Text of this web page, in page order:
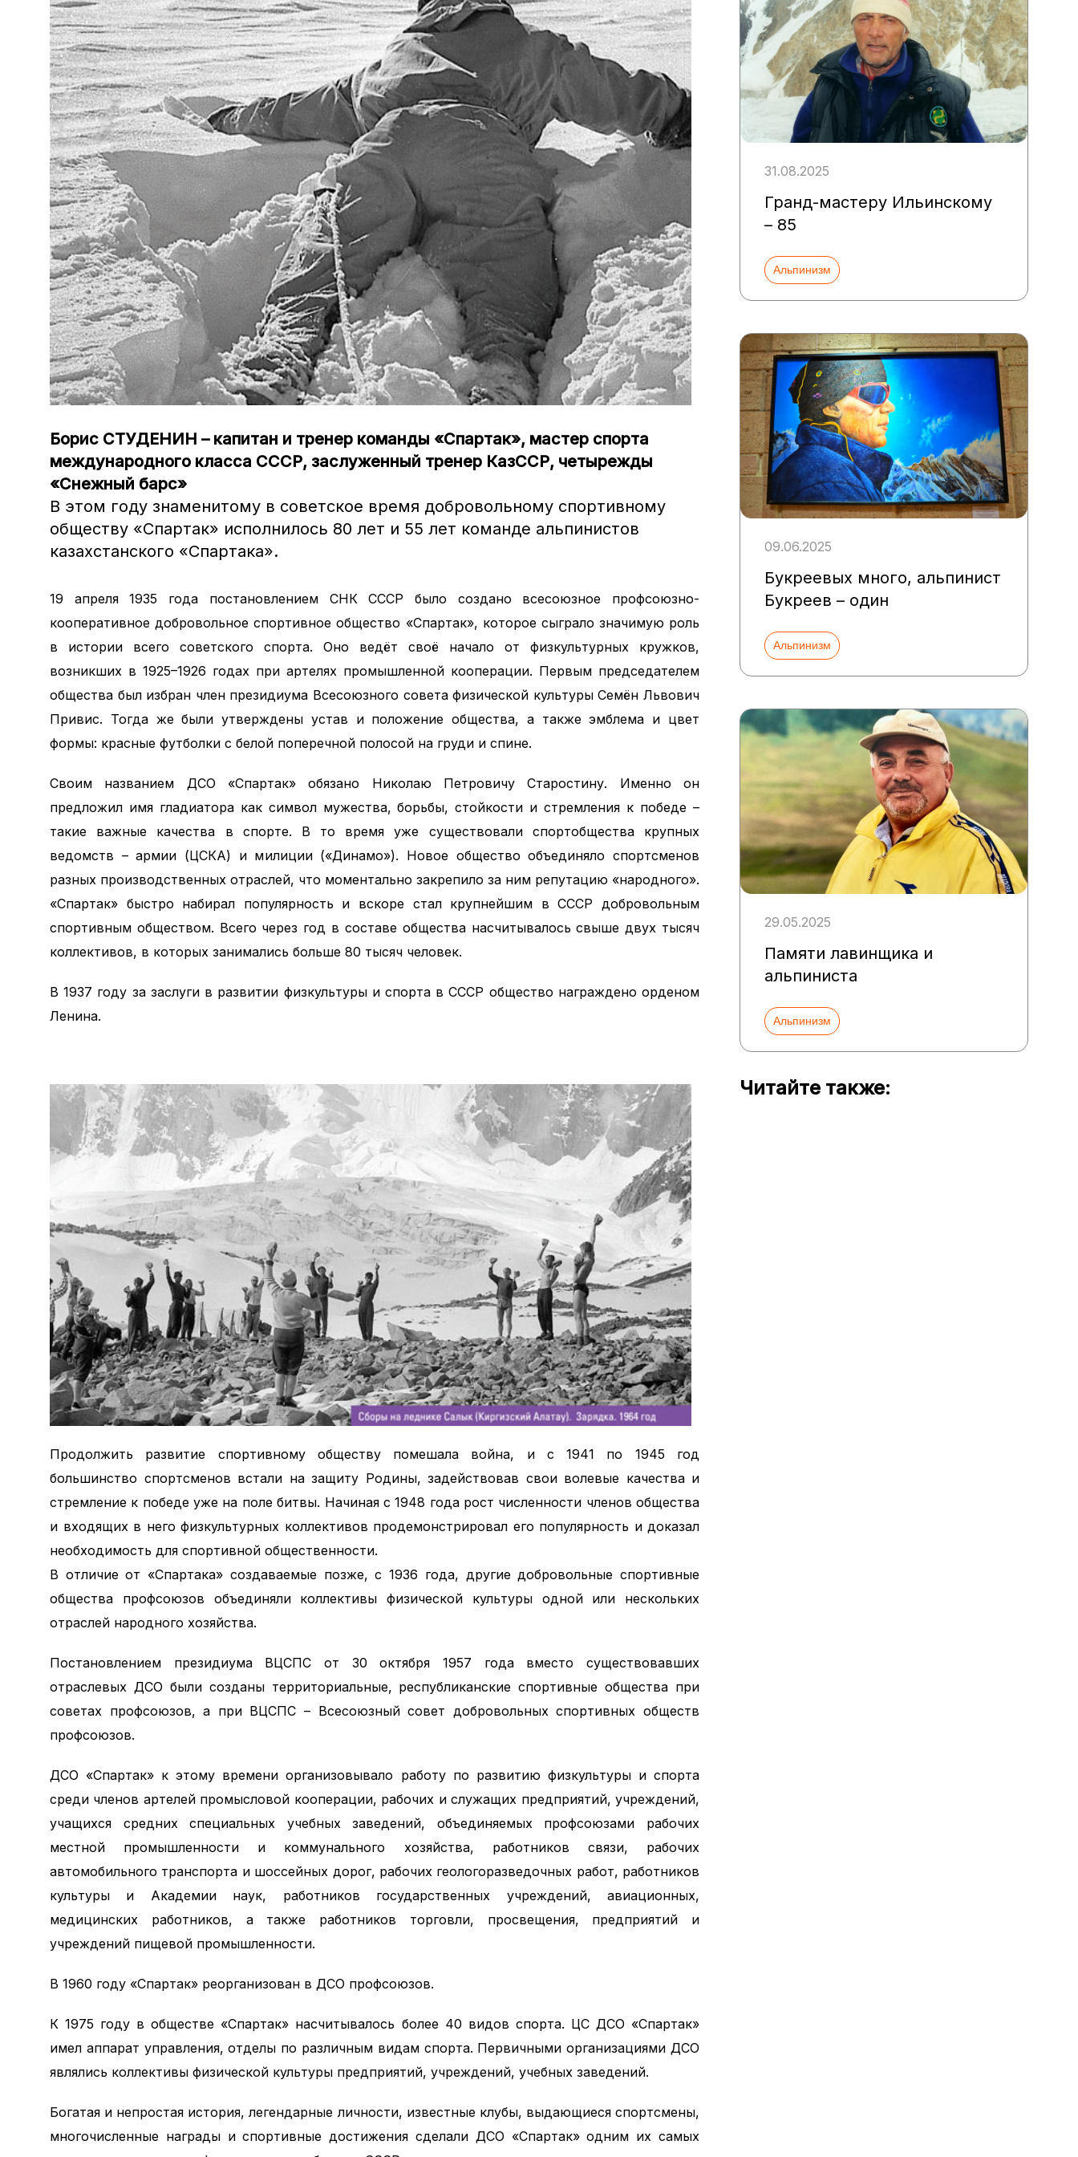
Борис СТУДЕНИН – капитан и тренер команды «Спартак», мастер спорта
международного класса СССР, заслуженный тренер КазССР, четырежды
«Снежный барс»
В этом году знаменитому в советское время добровольному спортивному
обществу «Спартак» исполнилось 80 лет и 55 лет команде альпинистов
казахстанского «Спартака».
19 апреля 1935 года постановлением СНК СССР было создано всесоюзное профсоюзно-
кооперативное добровольное спортивное общество «Спартак», которое сыграло значимую роль
в истории всего советского спорта. Оно ведёт своё начало от физкультурных кружков,
возникших в 1925–1926 годах при артелях промышленной кооперации. Первым председателем
общества был избран член президиума Всесоюзного совета физической культуры Семён Львович
Привис. Тогда же были утверждены устав и положение общества, а также эмблема и цвет
формы: красные футболки с белой поперечной полосой на груди и спине.
Своим названием ДСО «Спартак» обязано Николаю Петровичу Старостину. Именно он
предложил имя гладиатора как символ мужества, борьбы, стойкости и стремления к победе –
такие важные качества в спорте. В то время уже существовали спортобщества крупных
ведомств – армии (ЦСКА) и милиции («Динамо»). Новое общество объединяло спортсменов
разных производственных отраслей, что моментально закрепило за ним репутацию «народного».
«Спартак» быстро набирал популярность и вскоре стал крупнейшим в СССР добровольным
спортивным обществом. Всего через год в составе общества насчитывалось свыше двух тысяч
коллективов, в которых занимались больше 80 тысяч человек.
В 1937 году за заслуги в развитии физкультуры и спорта в СССР общество награждено орденом
Ленина.
Продолжить развитие спортивному обществу помешала война, и с 1941 по 1945 год
большинство спортсменов встали на защиту Родины, задействовав свои волевые качества и
стремление к победе уже на поле битвы. Начиная с 1948 года рост численности членов общества
и входящих в него физкультурных коллективов продемонстрировал его популярность и доказал
необходимость для спортивной общественности.
В отличие от «Спартака» создаваемые позже, с 1936 года, другие добровольные спортивные
общества профсоюзов объединяли коллективы физической культуры одной или нескольких
отраслей народного хозяйства.
Постановлением президиума ВЦСПС от 30 октября 1957 года вместо существовавших
отраслевых ДСО были созданы территориальные, республиканские спортивные общества при
советах профсоюзов, а при ВЦСПС – Всесоюзный совет добровольных спортивных обществ
профсоюзов.
ДСО «Спартак» к этому времени организовывало работу по развитию физкультуры и спорта
среди членов артелей промысловой кооперации, рабочих и служащих предприятий, учреждений,
учащихся средних специальных учебных заведений, объединяемых профсоюзами рабочих
местной промышленности и коммунального хозяйства, работников связи, рабочих
автомобильного транспорта и шоссейных дорог, рабочих геологоразведочных работ, работников
культуры и Академии наук, работников государственных учреждений, авиационных,
медицинских работников, а также работников торговли, просвещения, предприятий и
учреждений пищевой промышленности.
В 1960 году «Спартак» реорганизован в ДСО профсоюзов.
К 1975 году в обществе «Спартак» насчитывалось более 40 видов спорта. ЦС ДСО «Спартак»
имел аппарат управления, отделы по различным видам спорта. Первичными организациями ДСО
являлись коллективы физической культуры предприятий, учреждений, учебных заведений.
Богатая и непростая история, легендарные личности, известные клубы, выдающиеся спортсмены,
многочисленные награды и спортивные достижения сделали ДСО «Спартак» одним их самых
31.08.2025
Гранд-мастеру Ильинскому
– 85
Альпинизм
09.06.2025
Букреевых много, альпинист
Букреев – один
Альпинизм
29.05.2025
Памяти лавинщика и
альпиниста
Альпинизм
Читайте также: